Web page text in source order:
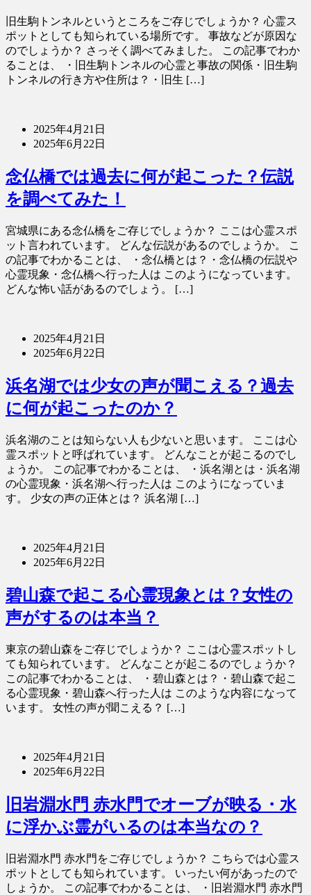
旧生駒トンネルというところをご存じでしょうか？ 心霊ス
ポットとしても知られている場所です。 事故などが原因な
のでしょうか？ さっそく調べてみました。 この記事でわか
ることは、 ・旧生駒トンネルの心霊と事故の関係・旧生駒
トンネルの行き方や住所は？・旧生 […]
2025年4月21日
2025年6月22日
念仏橋では過去に何が起こった？伝説
を調べてみた！
宮城県にある念仏橋をご存じでしょうか？ ここは心霊スポ
ット言われています。 どんな伝説があるのでしょうか。 こ
の記事でわかることは、 ・念仏橋とは？・念仏橋の伝説や
心霊現象・念仏橋へ行った人は このようになっています。
どんな怖い話があるのでしょう。 […]
2025年4月21日
2025年6月22日
浜名湖では少女の声が聞こえる？過去
に何が起こったのか？
浜名湖のことは知らない人も少ないと思います。 ここは心
霊スポットと呼ばれています。 どんなことが起こるのでし
ょうか。 この記事でわかることは、 ・浜名湖とは・浜名湖
の心霊現象・浜名湖へ行った人は このようになっていま
す。 少女の声の正体とは？ 浜名湖 […]
2025年4月21日
2025年6月22日
碧山森で起こる心霊現象とは？女性の
声がするのは本当？
東京の碧山森をご存じでしょうか？ ここは心霊スポットし
ても知られています。 どんなことが起こるのでしょうか？
この記事でわかることは、 ・碧山森とは？・碧山森で起こ
る心霊現象・碧山森へ行った人は このような内容になって
います。 女性の声が聞こえる？ […]
2025年4月21日
2025年6月22日
旧岩淵水門 赤水門でオーブが映る・水
に浮かぶ霊がいるのは本当なの？
旧岩淵水門 赤水門をご存じでしょうか？ こちらでは心霊ス
ポットとしても知られています。 いったい何があったので
しょうか。 この記事でわかることは、 ・旧岩淵水門 赤水門